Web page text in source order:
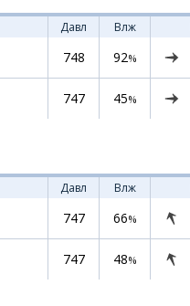
Давл Влж
748 92%
747 45%
Давл Влж
747 66%
747 48%